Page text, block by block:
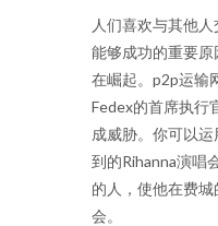
人们喜欢与其他
能够成功的重要
在崛起。p2p运输
Fedex的首席执行
成威胁。你可以
到的Rihanna演唱
的人，使他在费
会。